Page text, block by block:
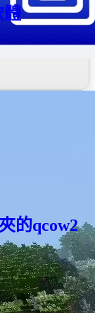
體
的qcow2